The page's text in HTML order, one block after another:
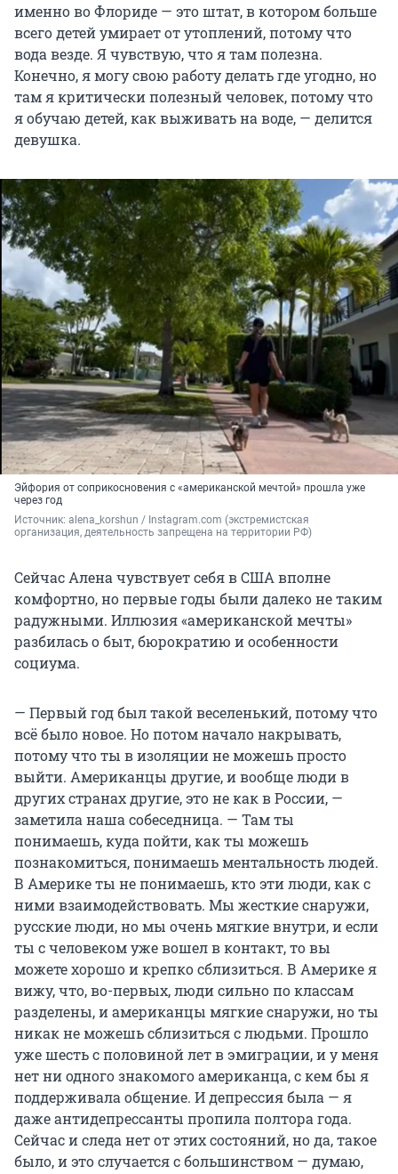
именно во Флориде — это штат, в котором больше
всего детей умирает от утоплений, потому что
вода везде. Я чувствую, что я там полезна.
Конечно, я могу свою работу делать где угодно, но
там я критически полезный человек, потому что
я обучаю детей, как выживать на воде, — делится
девушка.
Эйфория от соприкосновения с «американской мечтой» прошла уже
через год
Источник: alena_korshun / Instagram.com (экстремистская
организация, деятельность запрещена на территории РФ)
Сейчас Алена чувствует себя в США вполне
комфортно, но первые годы были далеко не таким
радужными. Иллюзия «американской мечты»
разбилась о быт, бюрократию и особенности
социума.
— Первый год был такой веселенький, потому что
всё было новое. Но потом начало накрывать,
потому что ты в изоляции не можешь просто
выйти. Американцы другие, и вообще люди в
других странах другие, это не как в России, —
заметила наша собеседница. — Там ты
понимаешь, куда пойти, как ты можешь
познакомиться, понимаешь ментальность людей.
В Америке ты не понимаешь, кто эти люди, как с
ними взаимодействовать. Мы жесткие снаружи,
русские люди, но мы очень мягкие внутри, и если
ты с человеком уже вошел в контакт, то вы
можете хорошо и крепко сблизиться. В Америке я
вижу, что, во-первых, люди сильно по классам
разделены, и американцы мягкие снаружи, но ты
никак не можешь сблизиться с людьми. Прошло
уже шесть с половиной лет в эмиграции, и у меня
нет ни одного знакомого американца, с кем бы я
поддерживала общение. И депрессия была — я
даже антидепрессанты пропила полтора года.
Сейчас и следа нет от этих состояний, но да, такое
было, и это случается с большинством — думаю,